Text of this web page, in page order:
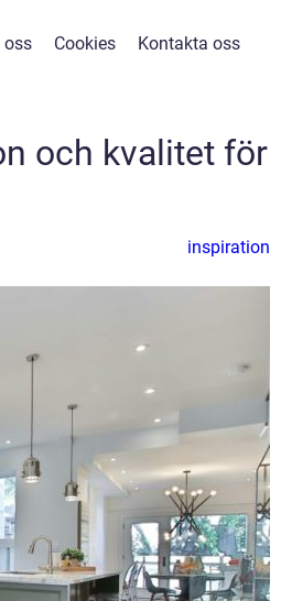
oss Cookies Kontakta oss
och kvalitet för
inspiration